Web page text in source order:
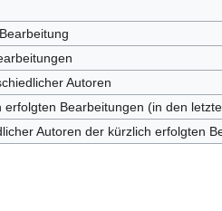
Autoren
erfolgten Bearbeitungen (in den
Autoren der kürzlich erfolgten